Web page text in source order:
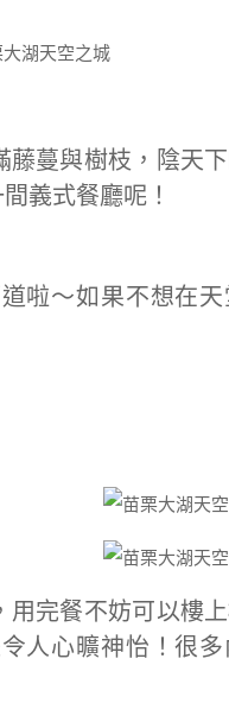
蔓與樹枝，陰天
義式餐廳呢！
啦～如果不想在
完餐不妨可以樓上
人心曠神怡！很